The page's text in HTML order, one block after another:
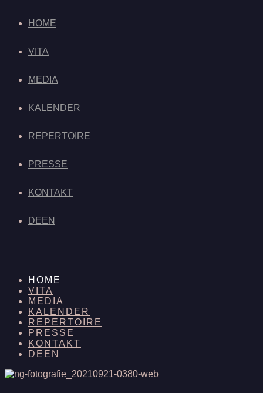
HOME
VITA
MEDIA
KALENDER
REPERTOIRE
PRESSE
KONTAKT
DEEN
HOME
VITA
MEDIA
KALENDER
REPERTOIRE
PRESSE
KONTAKT
DE EN